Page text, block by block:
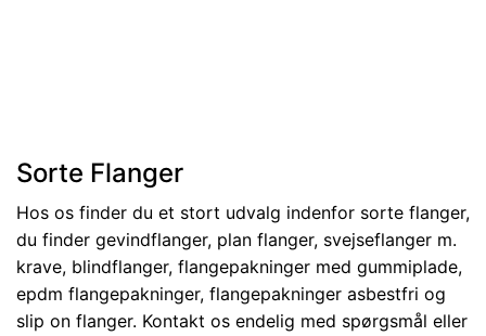
Sorte Flanger
Hos os finder du et stort udvalg indenfor sorte flanger,
du finder gevindflanger, plan flanger, svejseflanger m.
krave, blindflanger, flangepakninger med gummiplade,
epdm flangepakninger, flangepakninger asbestfri og
slip on flanger. Kontakt os endelig med spørgsmål eller